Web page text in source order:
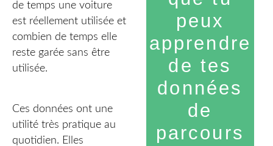
de temps une voiture
est réellement utilisée et
combien de temps elle
reste garée sans être
utilisée.
Ces données ont une
utilité très pratique au
quotidien. Elles
peux
apprendre
de tes
données
de
parcours